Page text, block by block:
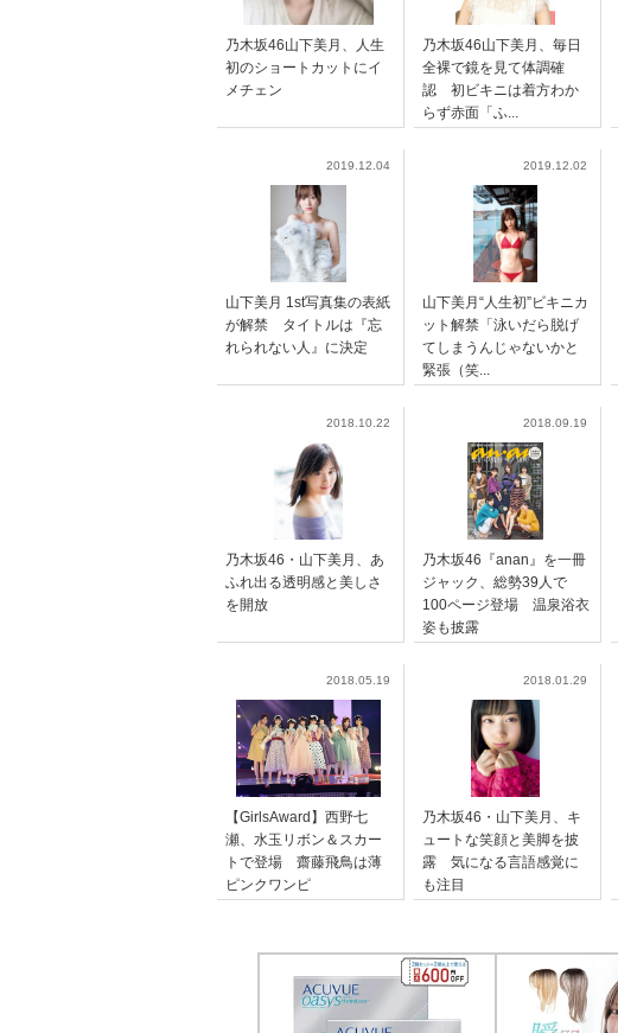
乃木坂46山下美月、人生
初のショートカットにイ
メチェン
乃木坂46山下美月、毎日
全裸で鏡を見て体調確
認 初ビキニは着方わか
らず赤面「ふ...
2019.12.04
山下美月 1st写真集の表紙
が解禁 タイトルは『忘
れられない人』に決定
2019.12.02
山下美月“人生初”ビキニカ
ット解禁「泳いだら脱げ
てしまうんじゃないかと
緊張（笑...
2018.10.22
乃木坂46・山下美月、あ
ふれ出る透明感と美しさ
を開放
2018.09.19
乃木坂46『anan』を一冊
ジャック、総勢39人で
100ページ登場 温泉浴衣
姿も披露
2018.05.19
【GirlsAward】西野七
瀬、水玉リボン＆スカー
トで登場 齋藤飛鳥は薄
ピンクワンピ
2018.01.29
乃木坂46・山下美月、キ
ュートな笑顔と美脚を披
露 気になる言語感覚に
も注目